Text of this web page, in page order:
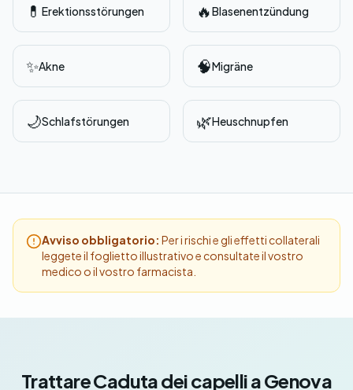
💊 Erektionsstörungen 🔥Blasenentzündung
✨Akne 🧠Migräne
🌙Schlafstörungen 🌿Heuschnupfen
Avviso obbligatorio: Per i rischi e gli effetti collaterali
leggete il foglietto illustrativo e consultate il vostro
medico o il vostro farmacista.
Trattare Caduta dei capelli a Genova